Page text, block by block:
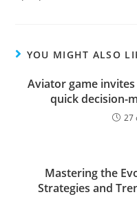
YOU MIGHT ALSO
Aviator game
quick decision-
27
Mastering the
Strategies and